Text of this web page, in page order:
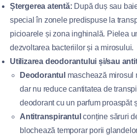
Ștergerea atentă: După duș sau
special în zonele predispuse la
picioarele și zona inghinală. Pielea
dezvoltarea bacteriilor și a mirosului.
Utilizarea deodorantului și/sau
Deodorantul maschează mirosul
dar nu reduce cantitatea de
deodorant cu un parfum proaspăt
Antitranspirantul conține săruri
blochează temporar porii